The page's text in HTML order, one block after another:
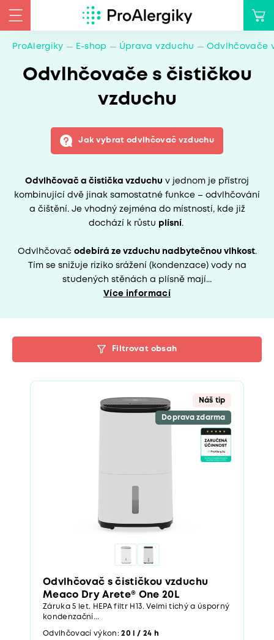
ProAlergiky E-shop Úprava vzduchu Odvlhčovače
Odvlhčovače s čističkou
vzduchu
Jak vybrat odvlhčovač vzduchu
Odvlhčovač a čistička vzduchu v jednom je přístroj
kombinující dvě jinak samostatné funkce – odvlhčování
a čištění. Je vhodný zejména do místností, kde již
dochází k růstu plísní.
Odvlhčovač odebírá ze vzduchu nadbytečnou vlhkost.
Tím se snižuje riziko srážení (kondenzace) vody na
studených stěnách a plísně mají...
Více informací
Filtrovat obsah
Náš tip
Doprava zdarma
Odvlhčovač s čističkou vzduchu
Meaco Dry Arete® One 20L
Záruka 5 let. HEPA filtr H13. Velmi tichý a úsporný
kondenzační...
Odvlhčovací výkon:20 l / 24 h